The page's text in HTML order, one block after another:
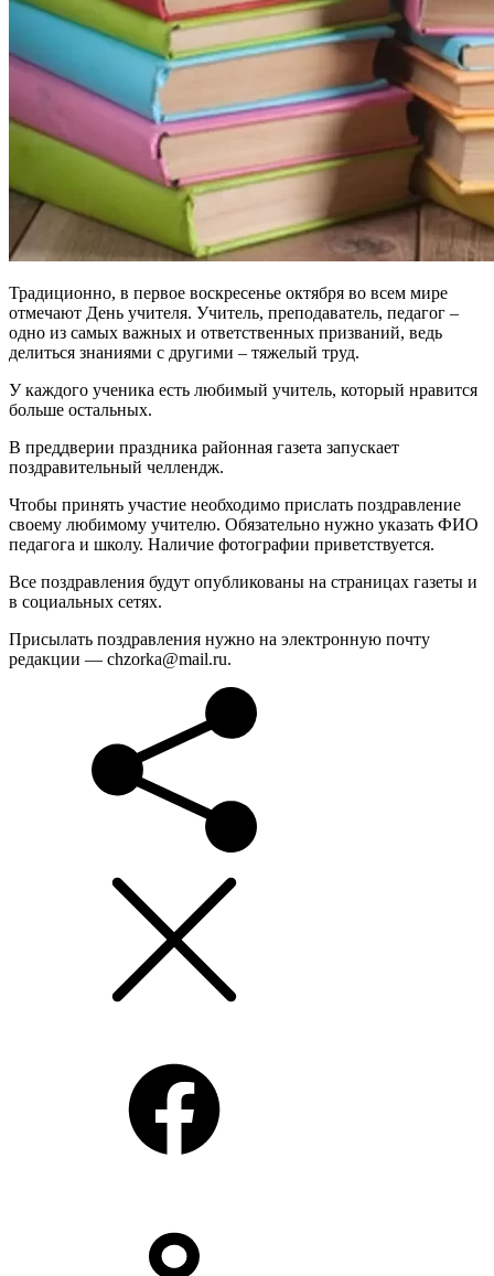
Традиционно, в первое воскресенье октября во всем мире
отмечают День учителя. Учитель, преподаватель, педагог –
одно из самых важных и ответственных призваний, ведь
делиться знаниями с другими – тяжелый труд.
У каждого ученика есть любимый учитель, который нравится
больше остальных.
В преддверии праздника районная газета запускает
поздравительный челлендж.
Чтобы принять участие необходимо прислать поздравление
своему любимому учителю. Обязательно нужно указать ФИО
педагога и школу. Наличие фотографии приветствуется.
Все поздравления будут опубликованы на страницах газеты и
в социальных сетях.
Присылать поздравления нужно на электронную почту
редакции — chzorka@mail.ru.